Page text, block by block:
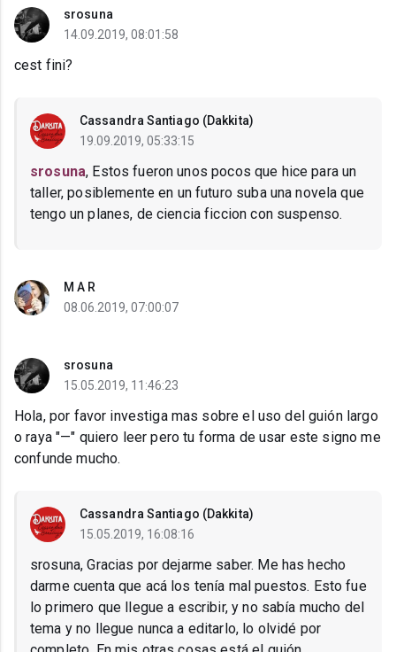
srosuna
14.09.2019, 08:01:58
cest fini?
Cassandra Santiago (Dakkita)
19.09.2019, 05:33:15
srosuna, Estos fueron unos pocos que hice para un
taller, posiblemente en un futuro suba una novela que
tengo un planes, de ciencia ficcion con suspenso.
M A R
08.06.2019, 07:00:07
srosuna
15.05.2019, 11:46:23
Hola, por favor investiga mas sobre el uso del guión largo
o raya "—" quiero leer pero tu forma de usar este signo me
confunde mucho.
Cassandra Santiago (Dakkita)
15.05.2019, 16:08:16
srosuna, Gracias por dejarme saber. Me has hecho
darme cuenta que acá los tenía mal puestos. Esto fue
lo primero que llegue a escribir, y no sabía mucho del
tema y no llegue nunca a editarlo, lo olvidé por